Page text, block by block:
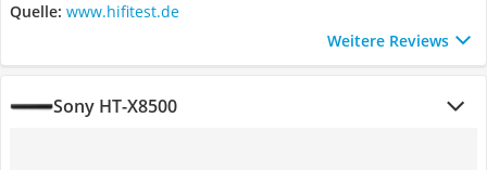
Quelle: www.hifitest.de
Weitere Reviews
Sony HT-X8500